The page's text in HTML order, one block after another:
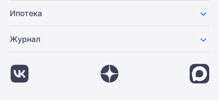
Ипотека
Журнал